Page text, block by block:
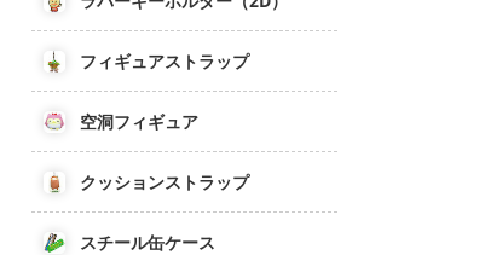
フィギュアストラップ
空洞フィギュア
クッションストラップ
スチール缶ケース